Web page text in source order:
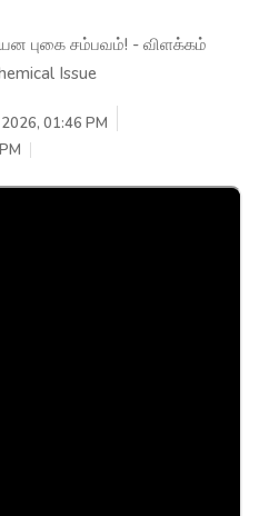
புகை சம்பவம்! - விளக்கம்
Issue
2026, 01:46 PM